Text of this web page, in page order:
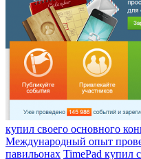
купил своего основного
Международный опыт
павильонах TimePad купил